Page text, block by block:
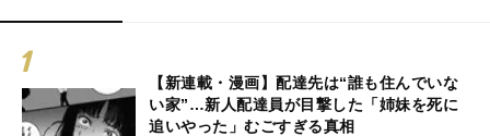
【新連載・漫画】配達先は“誰も住んでいな
い家”…新人配達員が目撃した「姉妹を死に
追いやった」むごすぎる真相